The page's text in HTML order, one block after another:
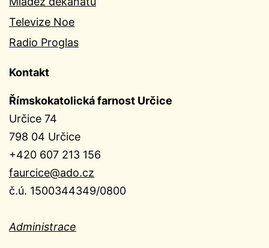
Televize Noe
Radio Proglas
Kontakt
Římskokatolická farnost Určice
Určice 74
798 04 Určice
+420 607 213 156
faurcice@ado.cz
č.ú. 1500344349/0800
Administrace